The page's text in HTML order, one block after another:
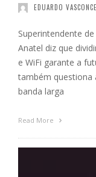
EDUARDO
Superintendente
Anatel diz que
e WiFi garante a
também questiona
banda larga
Read More